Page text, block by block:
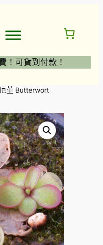
！可貨到付款！
堇 Butterwort